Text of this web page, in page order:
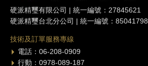
硬派精璽有限公司 | 統一編號：27845621
硬派精璽台北分公司 | 統一編號：85041798
技術及訂單服務專線
電話：06-208-0909
行動：0978-089-187